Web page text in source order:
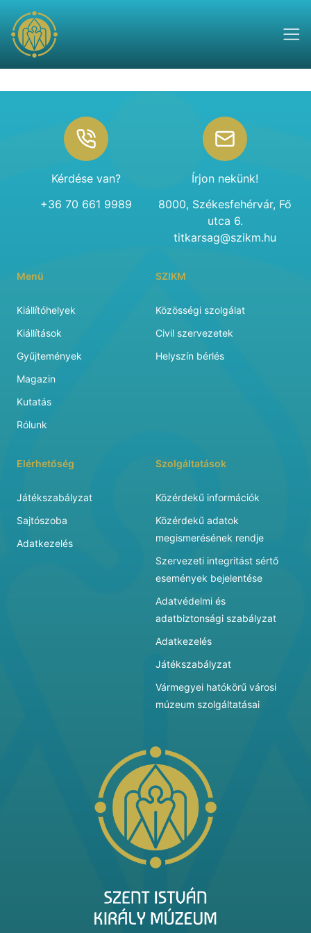
Kérdése van?
+36 70 661 9989
Írjon nekünk!
8000, Székesfehérvár, Fő
utca 6.
titkarsag@szikm.hu
Menü
Kiállítóhelyek
Kiállítások
Gyűjtemények
Magazin
Kutatás
Rólunk
SZIKM
Közösségi szolgálat
Civil szervezetek
Helyszín bérlés
Elérhetőség
Játékszabályzat
Sajtószoba
Adatkezelés
Szolgáltatások
Közérdekű információk
Közérdekű adatok
megismerésének rendje
Szervezeti integritást sértő
események bejelentése
Adatvédelmi és
adatbiztonsági szabályzat
Adatkezelés
Játékszabályzat
Vármegyei hatókörű városi
múzeum szolgáltatásai